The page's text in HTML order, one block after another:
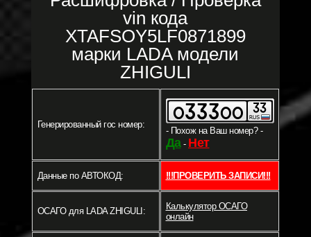
vin кода
XTAFSOY5LF0871899
марки LADA модели
ZHIGULI
Генерированный гос номер:
- Похож на Ваш номер? -
Да- Нет
Данные по АВТОКОД: !!!ПРОВЕРИТЬ ЗАПИСИ!!!
ОСАГО для LADA ZHIGULI:
Калькулятор ОСАГО
онлайн